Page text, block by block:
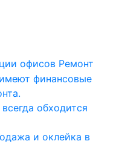
офисов Ремонт
финансовые
обходится
и оклейка в